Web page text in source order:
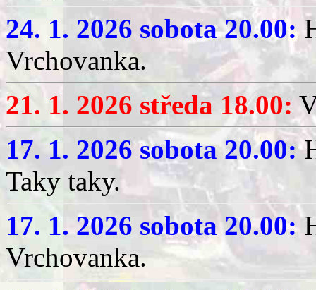
24. 1. 2026 sobota 20.00:
Vrchovanka.
21. 1. 2026 středa 18.00:
17. 1. 2026 sobota 20.00:
Taky taky.
17. 1. 2026 sobota 20.00:
Vrchovanka.